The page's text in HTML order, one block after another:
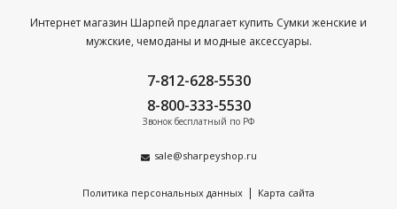
Интернет магазин Шарпей предлагает купить Сумки женские и
мужские, чемоданы и модные аксессуары.
7-812-628-5530
8-800-333-5530
Звонок бесплатный по РФ
sale@sharpeyshop.ru
Политика персональных данных | Карта сайта